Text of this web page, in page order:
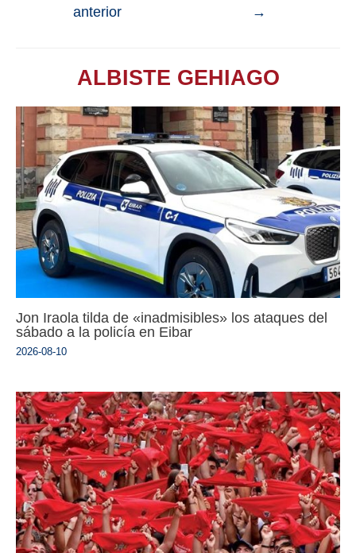
anterior
→
ALBISTE GEHIAGO
Jon Iraola tilda de «inadmisibles» los ataques del
sábado a la policía en Eibar
2026-08-10